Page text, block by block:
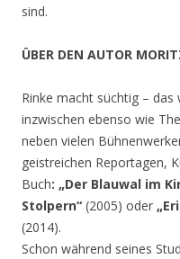
sind.
ÜBER DEN AUTOR
Rinke macht süchtig –
inzwischen ebenso wie
neben vielen
geistreichen Reportagen,
Buch: „Der Blauwal im
Stolpern“ (2005) oder
(2014).
Schon während seines